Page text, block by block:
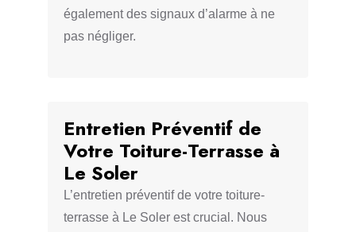
également des signaux d’alarme à ne
pas négliger.
Entretien Préventif de
Votre Toiture-Terrasse à
Le Soler
L’entretien préventif de votre toiture-
terrasse à Le Soler est crucial. Nous